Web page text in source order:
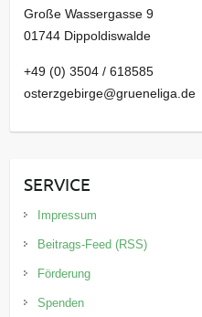
Große Wassergasse 9
01744 Dippoldiswalde
+49 (0) 3504 / 618585
osterzgebirge@grueneliga.de
SERVICE
Impressum
Beitrags-Feed (RSS)
Förderung
Spenden